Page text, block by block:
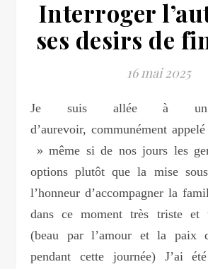
Interroger
ses desirs de
16 mai 2025
Je suis allée à un cérémonie
d’aurevoir, communément
» même si de nos jours les
options plutôt que la mise
l’honneur d’accompagner la
dans ce moment très triste et
(beau par l’amour et la paix
pendant cette journée) J’ai